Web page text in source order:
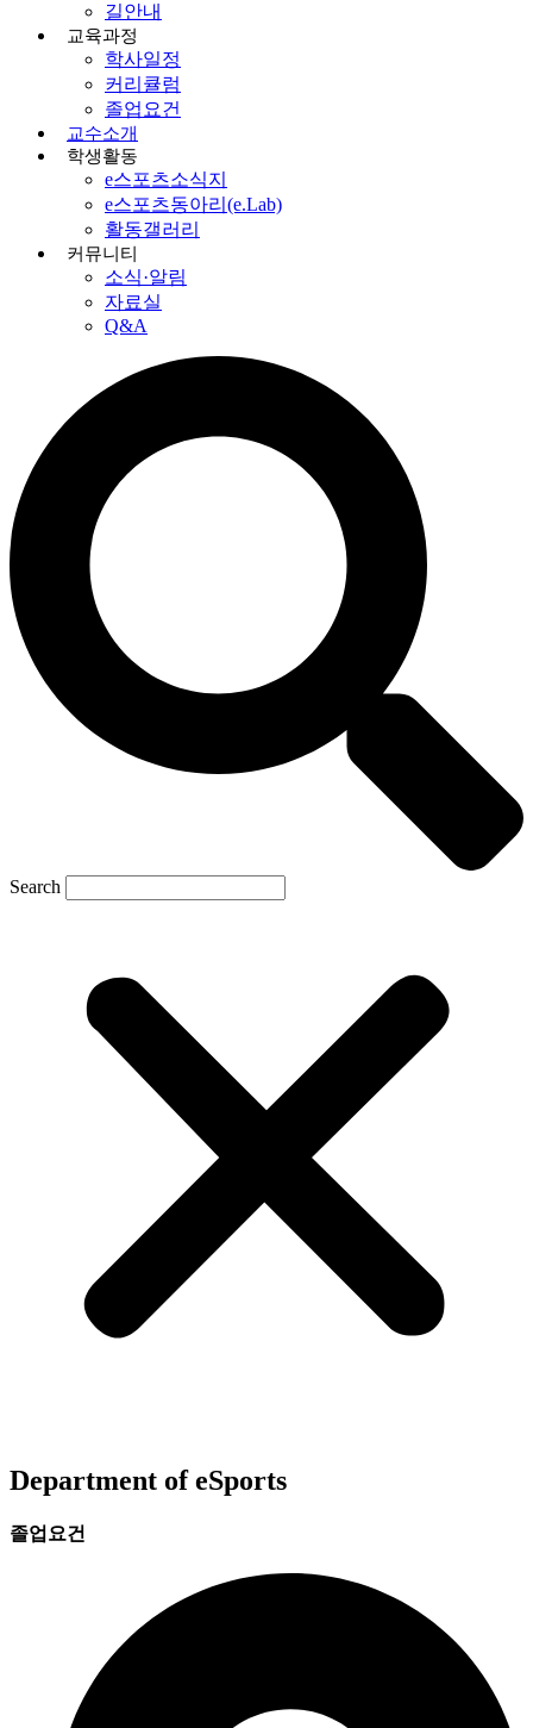
길안내
교육과정
학사일정
커리큘럼
졸업요건
교수소개
학생활동
e스포츠소식지
e스포츠동아리(e.Lab)
활동갤러리
커뮤니티
소식·알림
자료실
Q&A
Search
Department of eSports
졸업요건